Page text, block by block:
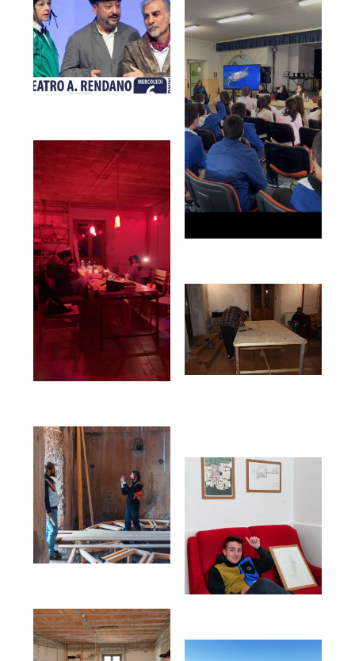
🧑‍🤝‍🧑 Persone
📰 Press
👀 FAQ
📢 Newsletter
⛽ Dona Ora
🪟 Trasparenza
Designed by
La Rivoluzione delle Seppie
Code: Alessandro Panto.
Fonts: Rumori Attenuatiby MuirMcNeil;Ink Pan
, Anatoma Sans &
Auntie Serifby Matteo Blandford
Direttivo de La Rivoluzione delle Seppie: